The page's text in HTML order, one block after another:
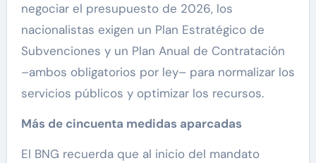
negociar el presupuesto de 2026, los
nacionalistas exigen un Plan Estratégico de
Subvenciones y un Plan Anual de Contratación
–ambos obligatorios por ley– para normalizar los
servicios públicos y optimizar los recursos.
Más de cincuenta medidas aparcadas
El BNG recuerda que al inicio del mandato